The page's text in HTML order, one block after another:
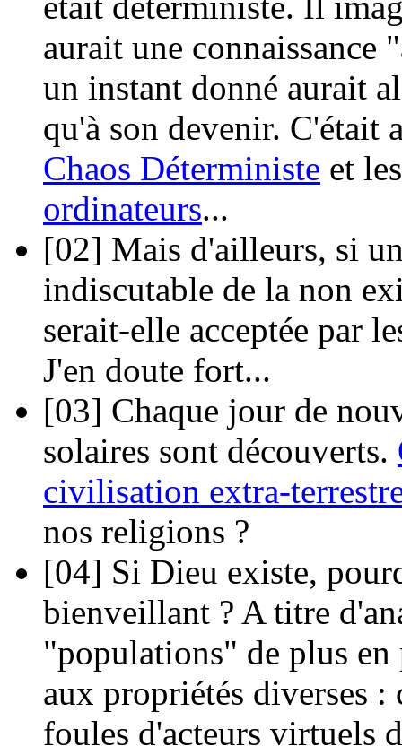
aurait une connaissance
un instant donné aurait
qu'à son devenir. C'était
Chaos Déterministe et
ordinateurs...
[02] Mais d'ailleurs, si
indiscutable de la non
serait-elle acceptée par
J'en doute fort...
[03] Chaque jour de
solaires sont découverts.
civilisation extra-
nos religions ?
[04] Si Dieu existe,
bienveillant ? A titre
"populations" de plus
aux propriétés diverses :
foules d'acteurs virtuels